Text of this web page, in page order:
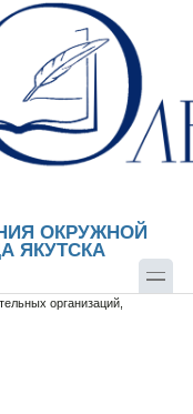
ОКРУЖНОЙ
ЯКУТСКА
организаций,